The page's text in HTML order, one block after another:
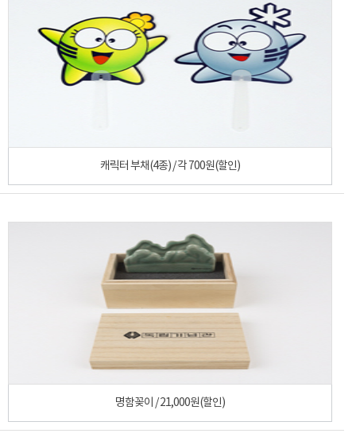
캐릭터 부채(4종) / 각 700원(할인)
명함꽂이 / 21,000원(할인)